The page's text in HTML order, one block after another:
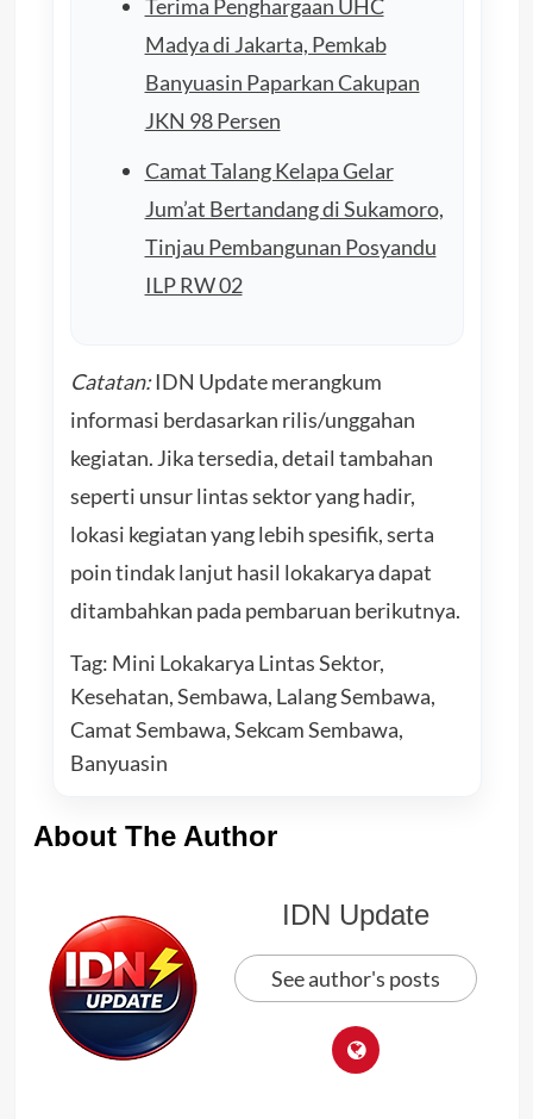
Terima Penghargaan UHC
Madya di Jakarta, Pemkab
Banyuasin Paparkan Cakupan
JKN 98 Persen
Camat Talang Kelapa Gelar
Jum’at Bertandang di Sukamoro,
Tinjau Pembangunan Posyandu
ILP RW 02
Catatan:IDN Update merangkum
informasi berdasarkan rilis/unggahan
kegiatan. Jika tersedia, detail tambahan
seperti unsur lintas sektor yang hadir,
lokasi kegiatan yang lebih spesifik, serta
poin tindak lanjut hasil lokakarya dapat
ditambahkan pada pembaruan berikutnya.
Tag: Mini Lokakarya Lintas Sektor,
Kesehatan, Sembawa, Lalang Sembawa,
Camat Sembawa, Sekcam Sembawa,
Banyuasin
About The Author
IDN Update
See author's posts